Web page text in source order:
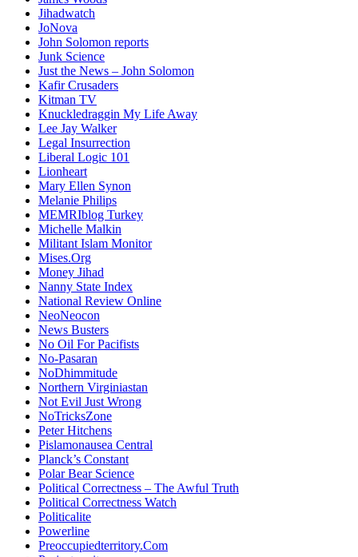
Jihadwatch
JoNova
John Solomon reports
Junk Science
Just the News – John Solomon
Kafir Crusaders
Kitman TV
Knuckledraggin My Life Away
Lee Jay Walker
Legal Insurrection
Liberal Logic 101
Lionheart
Mary Ellen Synon
Melanie Philips
MEMRIblog Turkey
Michelle Malkin
Militant Islam Monitor
Mises.Org
Money Jihad
Nanny State Index
National Review Online
NeoNeocon
News Busters
No Oil For Pacifists
No-Pasaran
NoDhimmitude
Northern Virginiastan
Not Evil Just Wrong
NoTricksZone
Peter Hitchens
Pislamonausea Central
Planck’s Constant
Polar Bear Science
Political Correctness – The Awful Truth
Political Correctness Watch
Politicalite
Powerline
Preoccupiedterritory.Com